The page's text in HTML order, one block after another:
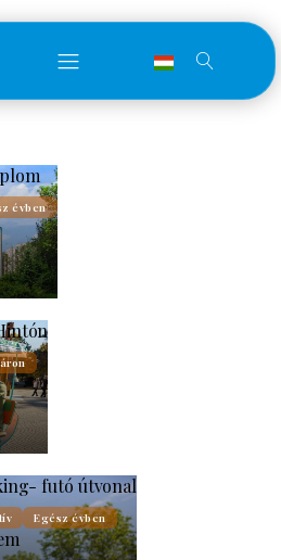
évben
futó útvonal
Egész évben